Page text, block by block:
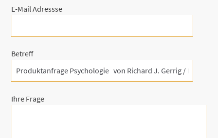
E-Mail Adressse
Betreff
Ihre Frage